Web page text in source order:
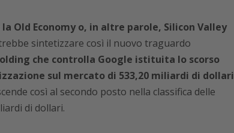
Old Economy o, in altre parole, Silicon Valley
sintetizzare così il nuovo traguardo
che controlla Google istituita lo scorso
sul mercato di 533,20 miliardi di dollari
così al secondo posto nella classifica delle
di dollari.